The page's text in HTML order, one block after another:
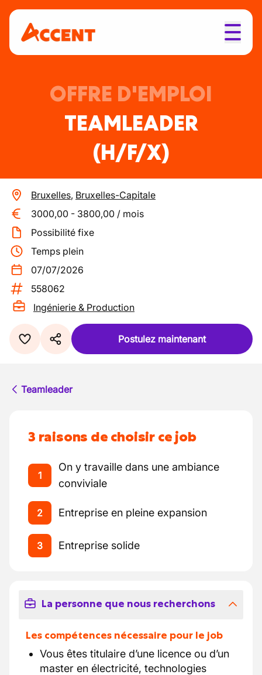
OFFRE D'EMPLOI
TEAMLEADER
(H/F/X)
Bruxelles, Bruxelles-Capitale
3000,00 - 3800,00 / mois
Possibilité fixe
Temps plein
07/07/2026
558062
Ingénierie & Production
Postulez maintenant
Teamleader
3 raisons de choisir ce job
1
On y travaille dans une ambiance
conviviale
2 Entreprise en pleine expansion
3 Entreprise solide
La personne que nous recherchons
Les compétences nécessaire pour le job
Vous êtes titulaire d’une licence ou d’un
master en électricité, technologies